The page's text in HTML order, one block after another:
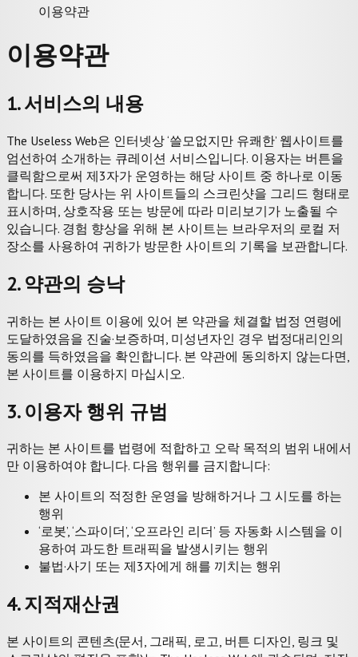
이용약관
이용약관
1. 서비스의 내용
The Useless Web은 인터넷상 ‘쓸모없지만 유쾌한’ 웹사이트를
엄선하여 소개하는 큐레이션 서비스입니다. 이용자는 버튼을
클릭함으로써 제3자가 운영하는 해당 사이트 중 하나로 이동
합니다. 또한 당사는 위 사이트들의 스크린샷을 그리드 형태로
표시하며, 상호작용 또는 방문에 따라 미리보기가 노출될 수
있습니다. 경험 향상을 위해 본 사이트는 브라우저의 로컬 저
장소를 사용하여 귀하가 방문한 사이트의 기록을 보관합니다.
2. 약관의 승낙
귀하는 본 사이트 이용에 있어 본 약관을 체결할 법정 연령에
도달하였음을 진술·보증하며, 미성년자인 경우 법정대리인의
동의를 득하였음을 확인합니다. 본 약관에 동의하지 않는다면,
본 사이트를 이용하지 마십시오.
3. 이용자 행위 규범
귀하는 본 사이트를 법령에 적합하고 오락 목적의 범위 내에서
만 이용하여야 합니다. 다음 행위를 금지합니다:
본 사이트의 적정한 운영을 방해하거나 그 시도를 하는
행위
‘로봇’, ‘스파이더’, ‘오프라인 리더’ 등 자동화 시스템을 이
용하여 과도한 트래픽을 발생시키는 행위
불법·사기 또는 제3자에게 해를 끼치는 행위
4. 지적재산권
본 사이트의 콘텐츠(문서, 그래픽, 로고, 버튼 디자인, 링크 및